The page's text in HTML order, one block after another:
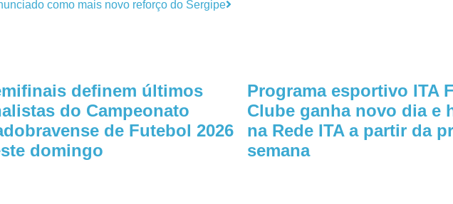
como mais novo reforço do Sergipe
definem últimos
do Campeonato
de Futebol 2026
domingo
Programa esportivo ITA
Clube ganha novo dia e
na Rede ITA a partir da
semana